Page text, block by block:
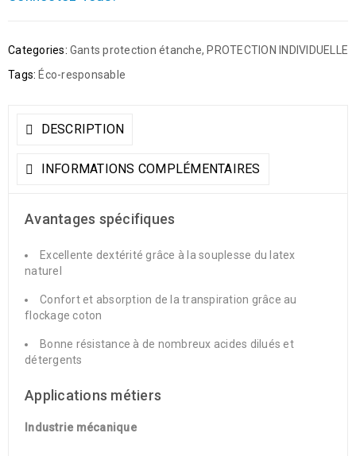
Categories: Gants protection étanche, PROTECTION INDIVIDUELLE
Tags: Éco-responsable
DESCRIPTION
INFORMATIONS COMPLÉMENTAIRES
Avantages spécifiques
Excellente dextérité grâce à la souplesse du latex
naturel
Confort et absorption de la transpiration grâce au
flockage coton
Bonne résistance à de nombreux acides dilués et
détergents
Applications métiers
Industrie mécanique